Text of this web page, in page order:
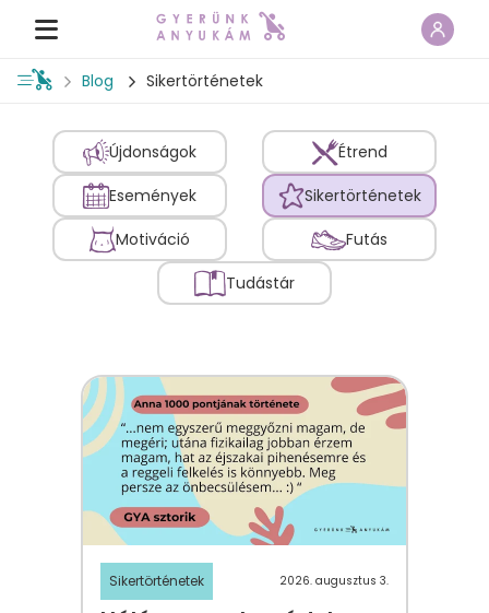
Blog Sikertörténetek
Újdonságok
Étrend
Események
Sikertörténetek
Motiváció
Futás
Tudástár
Sikertörténetek 2026. augusztus 3.